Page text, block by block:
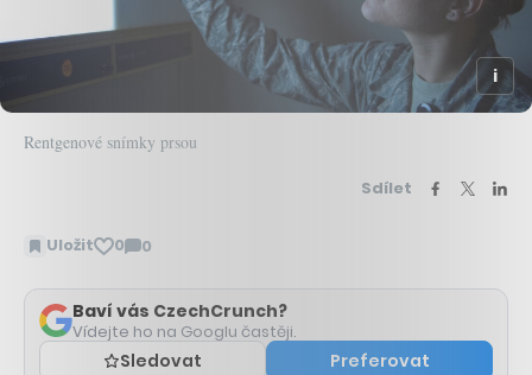
Rentgenové snímky prsou
Sdílet
Uložit 0 0
Zobrazit
Baví vás CzechCrunch?
Vídejte ho na Googlu častěji.
Sledovat Preferovat